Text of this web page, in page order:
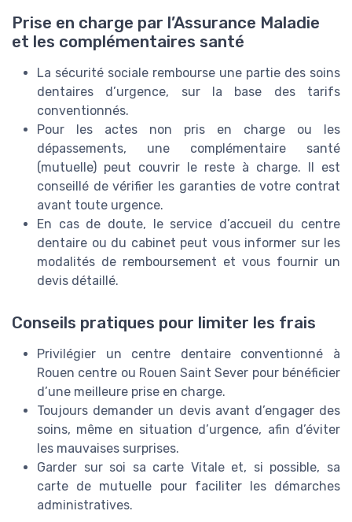
Prise en charge par l’Assurance Maladie
et les complémentaires santé
La sécurité sociale rembourse une partie des soins
dentaires d’urgence, sur la base des tarifs
conventionnés.
Pour les actes non pris en charge ou les
dépassements, une complémentaire santé
(mutuelle) peut couvrir le reste à charge. Il est
conseillé de vérifier les garanties de votre contrat
avant toute urgence.
En cas de doute, le service d’accueil du centre
dentaire ou du cabinet peut vous informer sur les
modalités de remboursement et vous fournir un
devis détaillé.
Conseils pratiques pour limiter les frais
Privilégier un centre dentaire conventionné à
Rouen centre ou Rouen Saint Sever pour bénéficier
d’une meilleure prise en charge.
Toujours demander un devis avant d’engager des
soins, même en situation d’urgence, afin d’éviter
les mauvaises surprises.
Garder sur soi sa carte Vitale et, si possible, sa
carte de mutuelle pour faciliter les démarches
administratives.